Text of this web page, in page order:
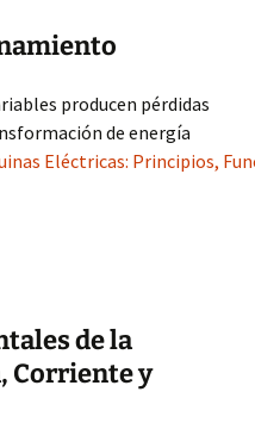
producen pérdidas
de energía
Eléctricas: Principios,
de la
Corriente y